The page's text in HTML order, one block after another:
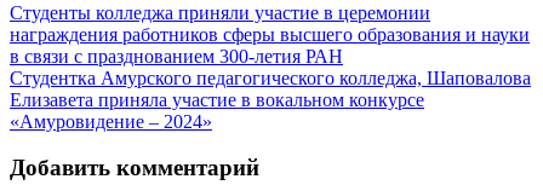
Студенты колледжа приняли участие в церемонии
награждения работников сферы высшего образования и науки
в связи с празднованием 300-летия РАН
Студентка Амурского педагогического колледжа, Шаповалова
Елизавета приняла участие в вокальном конкурсе
«Амуровидение – 2024»
Добавить комментарий